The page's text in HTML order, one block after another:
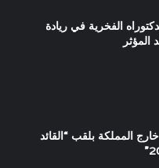
الفخرية في ريادة
المؤثر
المملكة بلقب “القائد